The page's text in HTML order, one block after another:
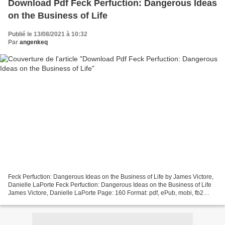
Download Pdf Feck Perfuction: Dangerous Ideas
on the Business of Life
Publié le 13/08/2021 à 10:32
Par angenkeq
Feck Perfuction: Dangerous Ideas on the Business of Life by James Victore,
Danielle LaPorte Feck Perfuction: Dangerous Ideas on the Business of Life
James Victore, Danielle LaPorte Page: 160 Format: pdf, ePub, mobi, fb2